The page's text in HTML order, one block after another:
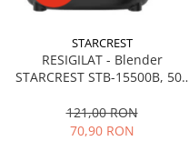
STARCREST
RESIGILAT - Blender
STARCREST STB-15500B, 500
Pulse, Negru
121,00 RON
70,90 RON